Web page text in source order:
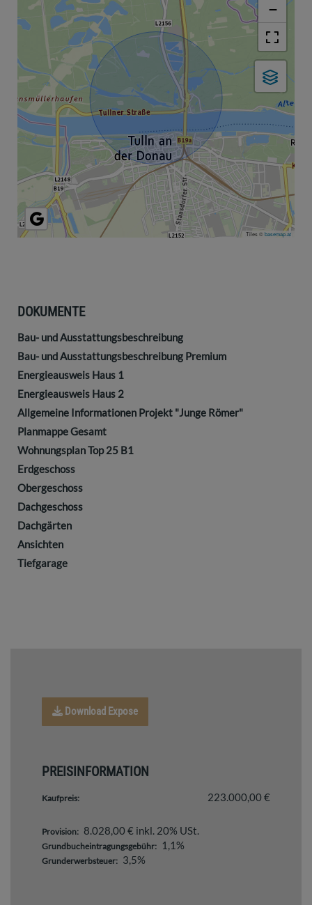
−
Tiles ©basemap.at
DOKUMENTE
Bau- und Ausstattungsbeschreibung
Bau- und Ausstattungsbeschreibung Premium
Energieausweis Haus 1
Energieausweis Haus 2
Allgemeine Informationen Projekt "Junge Römer"
Planmappe Gesamt
Wohnungsplan Top 25 B1
Erdgeschoss
Obergeschoss
Dachgeschoss
Dachgärten
Ansichten
Tiefgarage
Download Expose
PREISINFORMATION
Kaufpreis: 223.000,00 €
Provision: 8.028,00 € inkl. 20% USt.
Grundbucheintragungsgebühr: 1,1%
Grunderwerbsteuer: 3,5%